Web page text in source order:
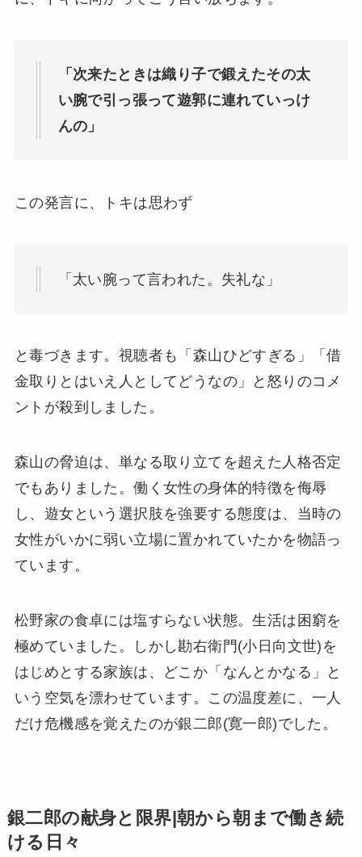
「次来たときは織り子で鍛えたその太
い腕で引っ張って遊郭に連れていっけ
んの」
この発言に、トキは思わず
「太い腕って言われた。失礼な」
と毒づきます。視聴者も「森山ひどすぎる」「借
金取りとはいえ人としてどうなの」と怒りのコメ
ントが殺到しました。
森山の脅迫は、単なる取り立てを超えた人格否定
でもありました。働く女性の身体的特徴を侮辱
し、遊女という選択肢を強要する態度は、当時の
女性がいかに弱い立場に置かれていたかを物語っ
ています。
松野家の食卓には塩すらない状態。生活は困窮を
極めていました。しかし勘右衛門(小日向文世)を
はじめとする家族は、どこか「なんとかなる」と
いう空気を漂わせています。この温度差に、一人
だけ危機感を覚えたのが銀二郎(寛一郎)でした。
銀二郎の献身と限界|朝から朝まで働き続
ける日々